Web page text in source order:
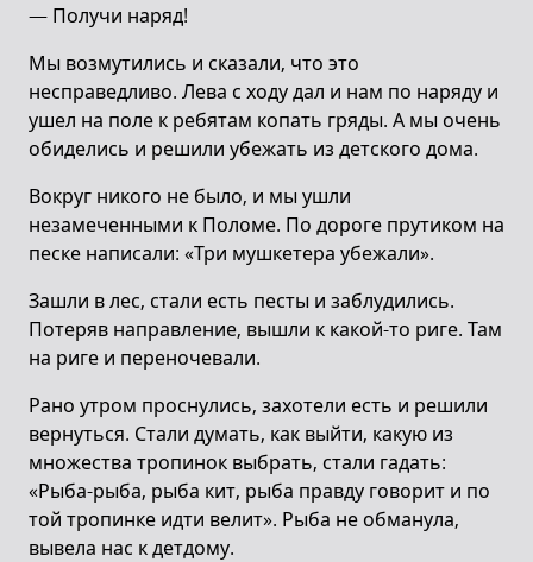
— Получи наряд!
Мы возмутились и сказали, что это
несправедливо. Лева с ходу дал и нам по наряду и
ушел на поле к ребятам копать гряды. А мы очень
обиделись и решили убежать из детского дома.
Вокруг никого не было, и мы ушли
незамеченными к Поломе. По дороге прутиком на
песке написали: «Три мушкетера убежали».
Зашли в лес, стали есть песты и заблудились.
Потеряв направление, вышли к какой-то риге. Там
на риге и переночевали.
Рано утром проснулись, захотели есть и решили
вернуться. Стали думать, как выйти, какую из
множества тропинок выбрать, стали гадать:
«Рыба-рыба, рыба кит, рыба правду говорит и по
той тропинке идти велит». Рыба не обманула,
вывела нас к детдому.